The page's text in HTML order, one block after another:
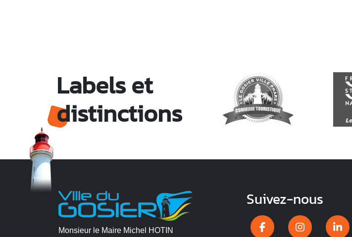
Labels et
distinctions
Monsieur le Maire Michel HOTIN
Suivez-nous